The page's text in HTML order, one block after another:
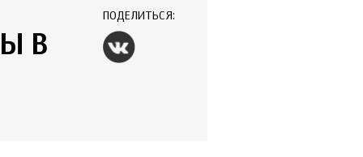
ПОДЕЛИТЬСЯ:
В